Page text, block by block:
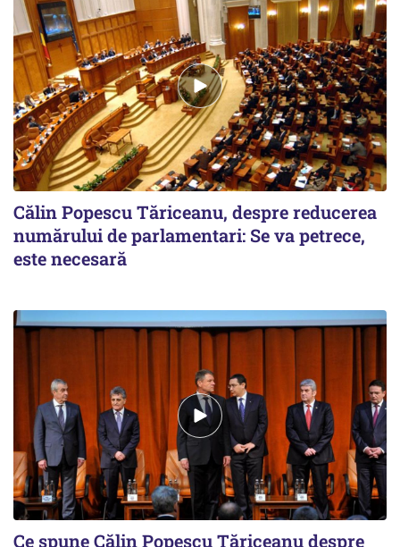
Călin Popescu Tăriceanu, despre reducerea
numărului de parlamentari: Se va petrece,
este necesară
Ce spune Călin Popescu Tăriceanu despre